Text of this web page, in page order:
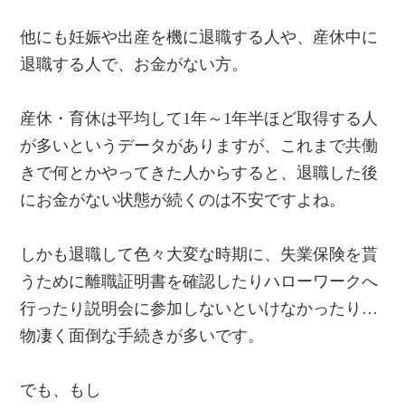
他にも妊娠や出産を機に退職する人や、産休中に
退職する人で、お金がない方。
産休・育休は平均して1年～1年半ほど取得する人
が多いというデータがありますが、これまで共働
きで何とかやってきた人からすると、退職した後
にお金がない状態が続くのは不安ですよね。
しかも退職して色々大変な時期に、失業保険を貰
うために離職証明書を確認したりハローワークへ
行ったり説明会に参加しないといけなかったり…
物凄く面倒な手続きが多いです。
でも、もし